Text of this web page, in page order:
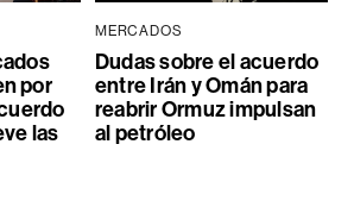
por
las
MERCADOS
Dudas sobre el acuerdo
entre Irán y Omán para
reabrir Ormuz impulsan
al petróleo